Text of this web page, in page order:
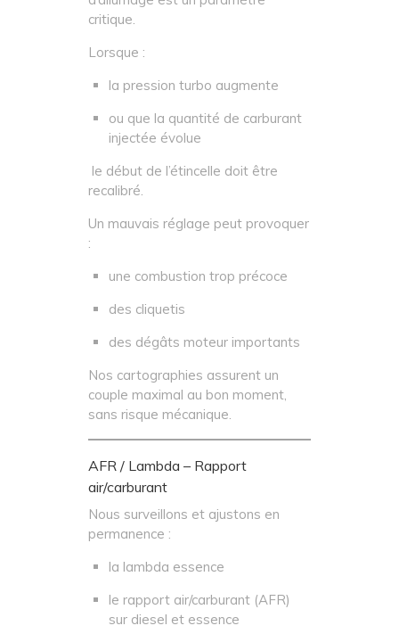
critique.
Lorsque :
la pression turbo augmente
ou que la quantité de carburant
injectée évolue
le début de l’étincelle doit être
recalibré.
Un mauvais réglage peut provoquer
:
une combustion trop précoce
des cliquetis
des dégâts moteur importants
Nos cartographies assurent un
couple maximal au bon moment,
sans risque mécanique.
AFR / Lambda – Rapport
air/carburant
Nous surveillons et ajustons en
permanence :
la lambda essence
le rapport air/carburant (AFR)
sur diesel et essence